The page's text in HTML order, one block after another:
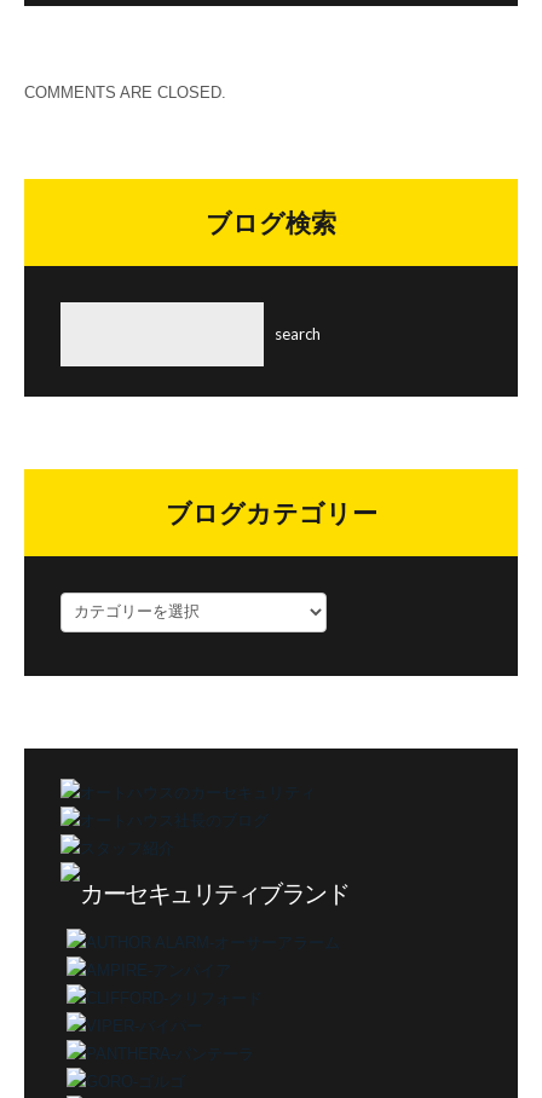
COMMENTS ARE CLOSED.
ブログ検索
ブログカテゴリー
ロ
ー